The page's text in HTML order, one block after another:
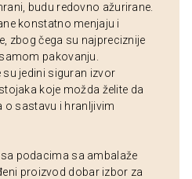
budu redovno ažurirane.
konstatno menjaju i
zbog čega su najpreciznije
pakovanju.
jedini siguran izvor
koje možda želite da
o sastavu i hranljivim
podacima sa ambalaže
proizvod dobar izbor za